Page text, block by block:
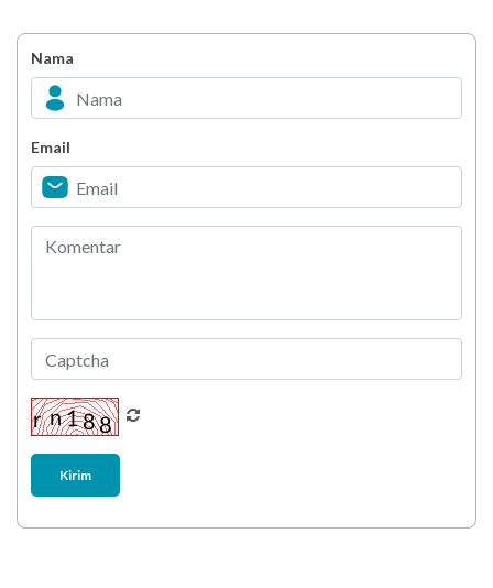
Bahagia dalam Tubuh
Minuman Manis, Teman atau Ancaman?
Berani Selesaikan Challenge 6.000 Langkah?
Nama
Email
Kirim